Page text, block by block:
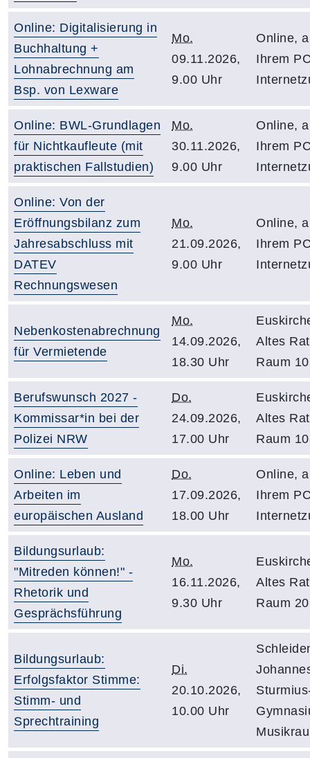
Online: Digitalisierung in
Buchhaltung +
Lohnabrechnung am
Bsp. von Lexware
Mo.
09.11.2026,
9.00 Uhr
Online,
Ihrem
Online: BWL-Grundlagen
für Nichtkaufleute (mit
praktischen Fallstudien)
Mo.
30.11.2026,
9.00 Uhr
Online,
Ihrem
Online: Von der
Eröffnungsbilanz zum
Jahresabschluss mit
DATEV
Rechnungswesen
Mo.
21.09.2026,
9.00 Uhr
Online,
Ihrem
Nebenkostenabrechnung
für Vermietende
Mo.
14.09.2026,
18.30 Uhr
Altes
Raum
Berufswunsch 2027 -
Kommissar*in bei der
Polizei NRW
Do.
24.09.2026,
17.00 Uhr
Altes
Raum
Online: Leben und
Arbeiten im
europäischen Ausland
Do.
17.09.2026,
18.00 Uhr
Online,
Ihrem
Bildungsurlaub:
"Mitreden können!" -
Rhetorik und
Gesprächsführung
Mo.
16.11.2026,
9.30 Uhr
Altes
Raum
Bildungsurlaub:
Erfolgsfaktor Stimme:
Stimm- und
Sprechtraining
Di.
20.10.2026,
10.00 Uhr